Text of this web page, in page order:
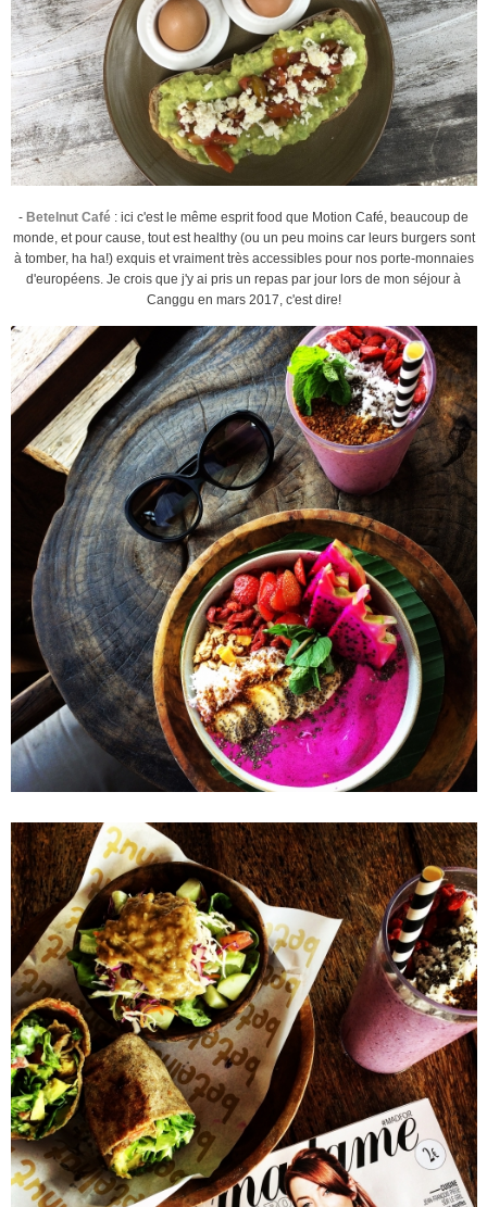
- Betelnut Café : ici c'est le même esprit food que Motion Café, beaucoup de
monde, et pour cause, tout est healthy (ou un peu moins car leurs burgers sont
à tomber, ha ha!) exquis et vraiment très accessibles pour nos porte-monnaies
d'européens. Je crois que j'y ai pris un repas par jour lors de mon séjour à
Canggu en mars 2017, c'est dire!